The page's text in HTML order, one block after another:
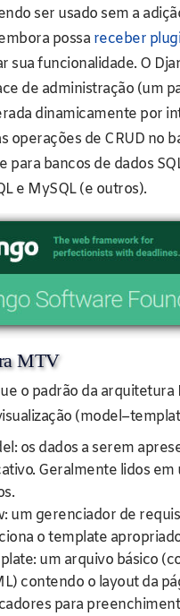
ser usado sem a
possareceber
sua funcionalidade. O
de administração (um
dinamicamente por
operações de CRUD no
para bancos de dados
e MySQL (e outros).
MTV
o padrão da arquitetura
os dados a serem
Geralmente lidos em
um gerenciador de
o template
um arquivo básico
contendo o layout da
para